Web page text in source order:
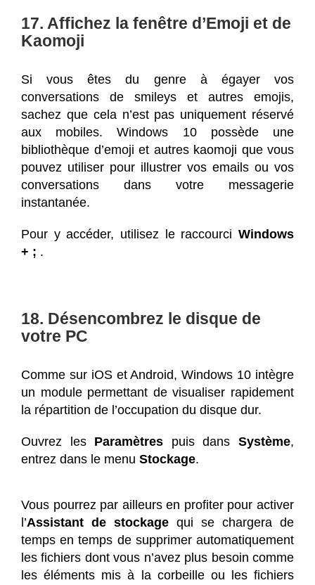
17. Affichez la fenêtre d’Emoji et de
Kaomoji
Si vous êtes du genre à égayer vos
conversations de smileys et autres emojis,
sachez que cela n’est pas uniquement réservé
aux mobiles. Windows 10 possède une
bibliothèque d’emoji et autres kaomoji que vous
pouvez utiliser pour illustrer vos emails ou vos
conversations dans votre messagerie
instantanée.
Pour y accéder, utilisez le raccourci Windows
+ ; .
18. Désencombrez le disque de
votre PC
Comme sur iOS et Android, Windows 10 intègre
un module permettant de visualiser rapidement
la répartition de l’occupation du disque dur.
Ouvrez les Paramètres puis dansSystème,
entrez dans le menu Stockage.
Vous pourrez par ailleurs en profiter pour activer
l’Assistant de stockage qui se chargera de
temps en temps de supprimer automatiquement
les fichiers dont vous n’avez plus besoin comme
les éléments mis à la corbeille ou les fichiers